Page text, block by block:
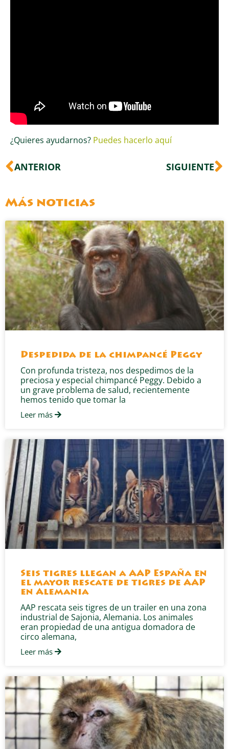
¿Quieres ayudarnos? Puedes hacerlo aquí
Ant
ANTERIOR SIGUIENTE
Más noticias
Despedida de la chimpancé Peggy
Con profunda tristeza, nos despedimos de la
preciosa y especial chimpancé Peggy. Debido a
un grave problema de salud, recientemente
hemos tenido que tomar la
Leer más
Seis tigres llegan a AAP España en
el mayor rescate de tigres de AAP
en Alemania
AAP rescata seis tigres de un trailer en una zona
industrial de Sajonia, Alemania. Los animales
eran propiedad de una antigua domadora de
circo alemana,
Leer más